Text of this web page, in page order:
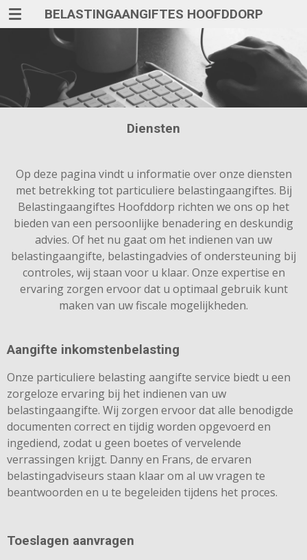
Ga
direct
hoofdinhoud
BELASTINGAANGIFTES HOOFDDORP
Diensten
Op deze pagina vindt u informatie over onze diensten
met betrekking tot particuliere belastingaangiftes. Bij
Belastingaangiftes Hoofddorp richten we ons op het
bieden van een persoonlijke benadering en deskundig
advies. Of het nu gaat om het indienen van uw
belastingaangifte, belastingadvies of ondersteuning bij
controles, wij staan voor u klaar. Onze expertise en
ervaring zorgen ervoor dat u optimaal gebruik kunt
maken van uw fiscale mogelijkheden.
Aangifte inkomstenbelasting
Onze particuliere belasting aangifte service biedt u een
zorgeloze ervaring bij het indienen van uw
belastingaangifte. Wij zorgen ervoor dat alle benodigde
documenten correct en tijdig worden opgevoerd en
ingediend, zodat u geen boetes of vervelende
verrassingen krijgt. Danny en Frans, de ervaren
belastingadviseurs staan klaar om al uw vragen te
beantwoorden en u te begeleiden tijdens het proces.
Toeslagen aanvragen